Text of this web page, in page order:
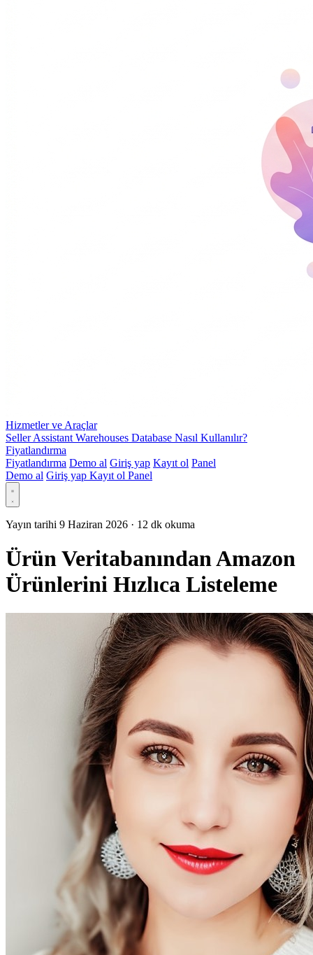
Hizmetler ve Araçlar
Seller Assistant Warehouses Database Nasıl Kullanılır?
Fiyatlandırma
Fiyatlandırma Demo al Giriş yap Kayıt ol Panel
Demo al Giriş yap Kayıt ol Panel
Yayın tarihi 9 Haziran 2026 · 12 dk okuma
Ürün Veritabanından Amazon
Ürünlerini Hızlıca Listeleme